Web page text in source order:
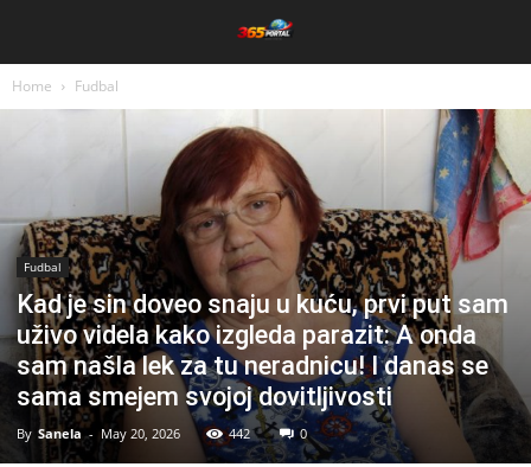
Home Fudbal
Fudbal
Kad je sin doveo snaju u kuću, prvi put sam
uživo videla kako izgleda parazit: A onda
sam našla lek za tu neradnicu! I danas se
sama smejem svojoj dovitljivosti
By Sanela - May 20, 2026 442 0